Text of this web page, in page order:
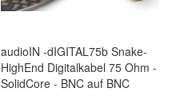
audioIN -dIGITAL75b Snake-
HighEnd Digitalkabel 75 Ohm -
SolidCore - BNC auf BNC